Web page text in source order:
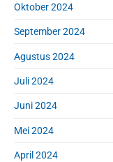
Oktober 2024
September 2024
Agustus 2024
Juli 2024
Juni 2024
Mei 2024
April 2024